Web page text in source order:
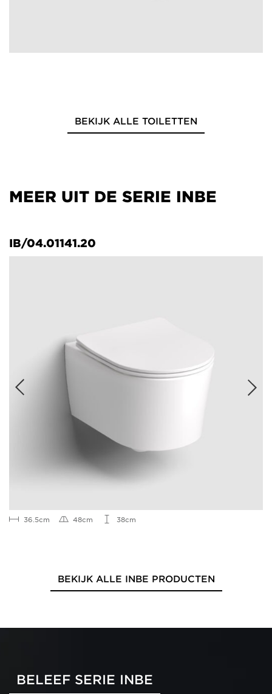
BEKIJK ALLE TOILETTEN
MEER UIT DE SERIE INBE
IB/04.01141.20
36.5cm 48cm 38cm
BEKIJK ALLE INBE PRODUCTEN
BELEEF SERIE INBE